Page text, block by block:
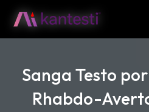
Sanga Testo
Rhabdo-